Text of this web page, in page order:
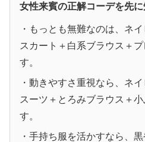
女性来賓の正解コーデを先
・もっとも無難なのは、ネ
スカート＋白系ブラウス＋
す。
・動きやすさ重視なら、ネ
スーツ＋とろみブラウス＋
す。
・手持ち服を活かすなら、